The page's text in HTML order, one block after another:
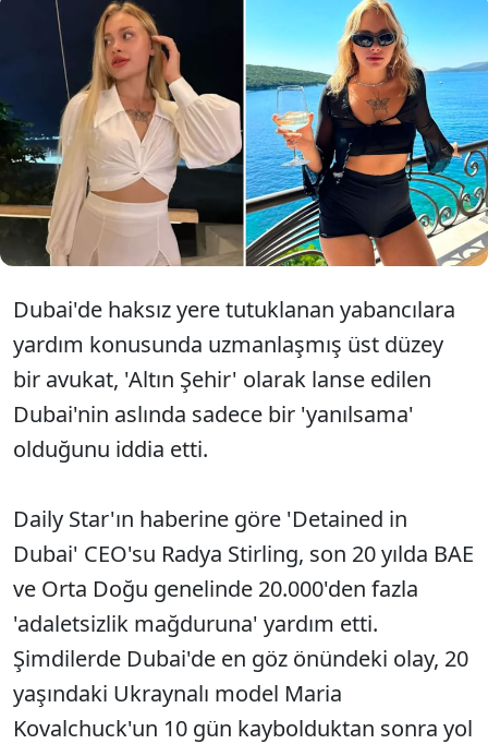
Ukraynalı model Maria Kovalchuk'un Dubai'de bir
yol kenarında omurgası kırılmış ve 'kölevari'
yaralarla bulunması, şehrin güvenilirliğini
sorgulamaya açtı. Dubai'de yıllardır çalışan bir
avukatın açıklamaları, Dubai'nin 'sapkın şeyh
partilerinin' ve onları korumak için takınılan
tavrın karanlık yüzünü ortaya serdi.
Dubai'de haksız yere tutuklanan yabancılara
yardım konusunda uzmanlaşmış üst düzey
bir avukat, 'Altın Şehir' olarak lanse edilen
Dubai'nin aslında sadece bir 'yanılsama'
olduğunu iddia etti.
Daily Star'ın haberine göre 'Detained in
Dubai' CEO'su Radya Stirling, son 20 yılda BAE
ve Orta Doğu genelinde 20.000'den fazla
'adaletsizlik mağduruna' yardım etti.
Şimdilerde Dubai'de en göz önündeki olay, 20
yaşındaki Ukraynalı model Maria
Kovalchuck'un 10 gün kaybolduktan sonra yol